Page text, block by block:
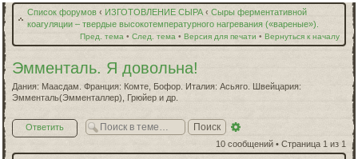
Список форумов ‹ ИЗГОТОВЛЕНИЕ СЫРА ‹ Сыры ферментативной
коагуляции – твердые высокотемпературного нагревания («вареные»).
Вернуться к началу
Версия для печати •
След. тема •
Пред. тема •
Эмменталь. Я довольна!
Дания: Маасдам. Франция: Комте, Бофор. Италия: Асьяго. Швейцария:
Эмменталь(Эмменталлер), Грюйер и др.
Ответить
10 сообщений • Страница 1 из 1